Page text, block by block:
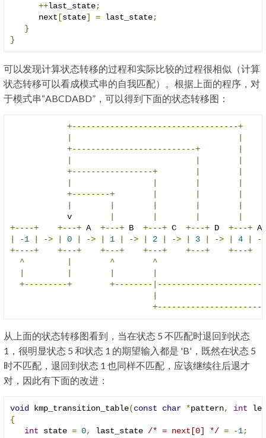
++last_state;
      next
[state] = last_state;
}
}
可以发现计算状态转移的过程和实际比较的过程很相似（计算
状态转移可以看成模式串的自我匹配）。根据上面的程序，对
于模式串“ABCDABD”，可以得到下面的状态转移图：
+-----------------------------------+
+--------------------------+
+-----------------+
+--------+
            v
+----+
+---+ A +---+ B +---+ C +---+ D +---+
-1 -> 0 -> 1 -> 2 -> 3 -> 4
->
+----+
+---+ +---+ +---+ +---+
+---+
^
^
^
+---------+
+--------
从上面的状态转移图看到，当在状态 5 不匹配时退回到状态
1，很明显状态 5 和状态 1 的期望输入都是 'B'，既然在状态 5
时不匹配，退回到状态 1 也同样不匹配，应该继续往后退才
对，因此有下面的改进：
void kmp_transition_table(const char *pattern, int len
{
int state = 0, last_state /* = next[0] */ = -1;